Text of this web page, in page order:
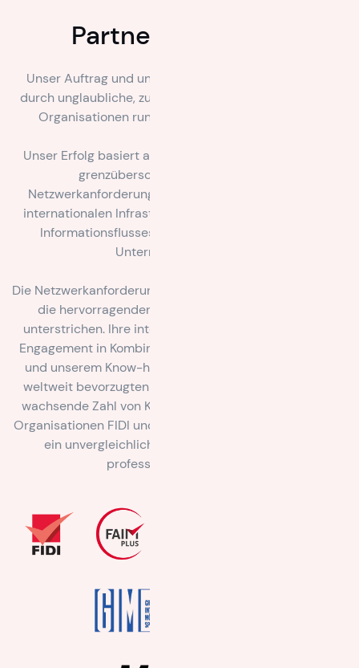
Partner-Netzwerk
Unser Auftrag und unsere Gemeinschaft werden nur
durch unglaubliche, zukunftsorientierte Menschen und
Organisationen rund um den Globus ermöglicht.
Unser Erfolg basiert auf der nahtlosen Integration von
grenzüberschreitenden Prozessen.
Netzwerkanforderungen wie die Bereitstellung einer
internationalen Infrastruktur oder eines zuverlässigen
Informationsflusses sind die Grundlage unseres
Unternehmenserfolgs.
Die Netzwerkanforderungen von Intermove werden durch
die hervorragenden und engagierten Mitarbeiter
unterstrichen. Ihre interkulturellen Fähigkeiten und ihr
Engagement in Kombination mit unseren Einrichtungen
und unserem Know-how machen Intermove zu einem
weltweit bevorzugten Logistikpartner für eine ständig
wachsende Zahl von Kunden.Als Mitglied der globalen
Organisationen FIDI und IAM bietet die Intermove GmbH
ein unvergleichliches weltweites Netzwerk von
professionellen Partnern.